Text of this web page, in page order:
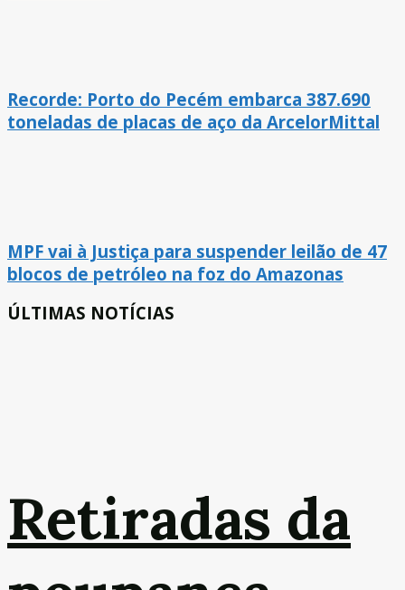
Recorde: Porto do Pecém embarca 387.690
toneladas de placas de aço da ArcelorMittal
MPF vai à Justiça para suspender leilão de 47
blocos de petróleo na foz do Amazonas
ÚLTIMAS NOTÍCIAS
Retiradas da